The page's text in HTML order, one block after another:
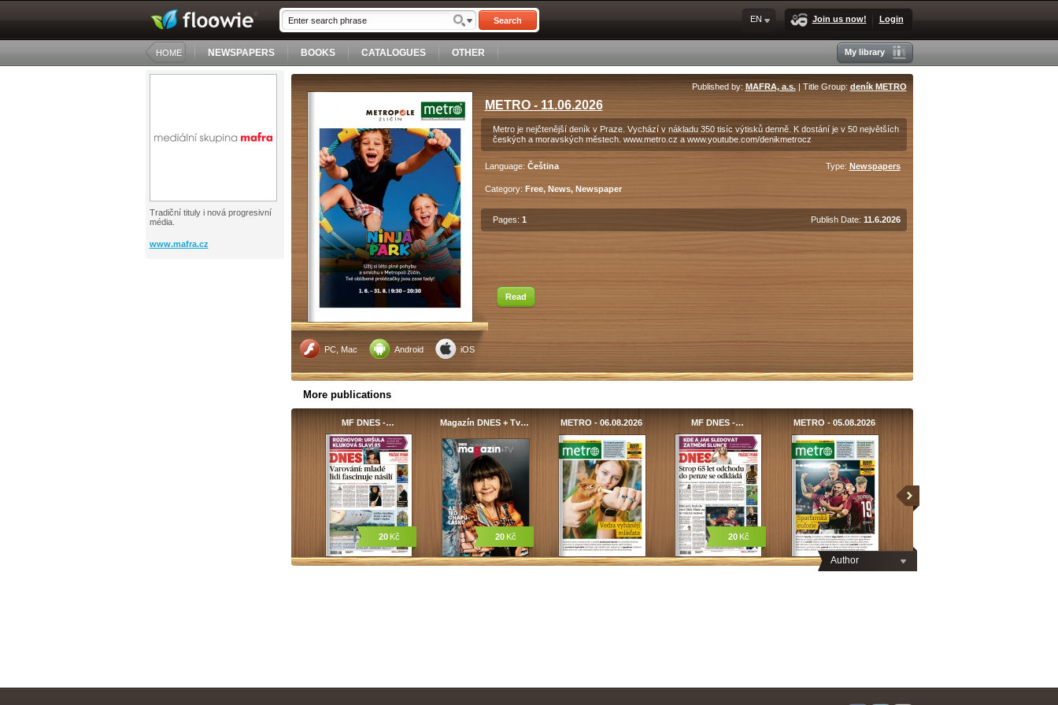
Search Join us now! Login
EN
HOME NEWSPAPERS BOOKS CATALOGUES OTHER My library
Tradiční tituly i nová progresivní
média.
www.mafra.cz
PC, Mac Android iOS
Published by: MAFRA, a.s.| Title Group: deník METRO
METRO - 11.06.2026
Metro je nejčtenější deník v Praze. Vychází v nákladu 350 tisíc výtisků denně. K dostání je v 50 největších
českých a moravských městech. www.metro.cz a www.youtube.com/denikmetrocz
Language: Čeština Type: Newspapers
Category: Free, News, Newspaper
Pages: 1 Publish Date: 11.6.2026
Read
More publications
Author
MF DNES -…
20Kč
Magazín DNES + Tv…
20 Kč
METRO - 06.08.2026 MF DNES -…
20Kč
METRO - 05.08.2026